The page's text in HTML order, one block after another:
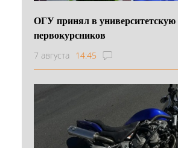
ОГУ принял в университетскую
первокурсников
7 августа 14:45